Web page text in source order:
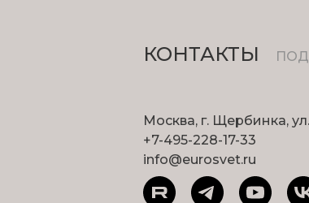
КОНТАКТЫ
Москва, г. Щербинка, ул.
+7-495-228-17-33
info@eurosvet.ru